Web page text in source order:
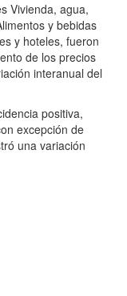
Vivienda, agua,
y bebidas
y hoteles, fueron
de los precios
interanual del
positiva,
excepción de
una variación